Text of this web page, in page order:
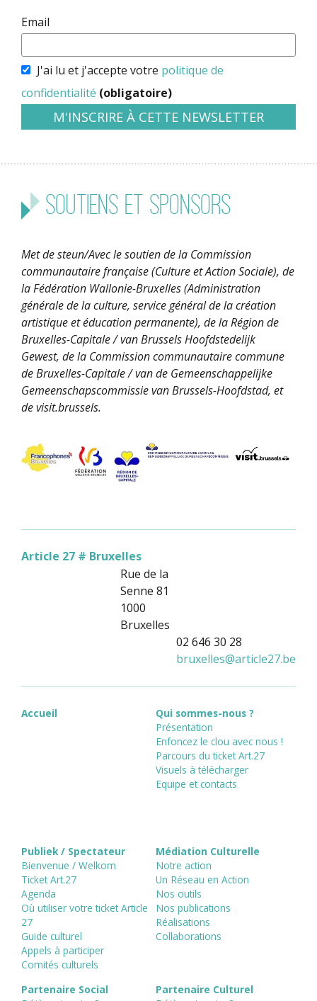
Email
J'ai lu et j'accepte votre politique de
confidentialité (obligatoire)
Soutiens et sponsors
Met de steun/Avec le soutien de la Commission
communautaire française (Culture et Action Sociale), de
la Fédération Wallonie-Bruxelles (Administration
générale de la culture, service général de la création
artistique et éducation permanente), de la Région de
Bruxelles-Capitale / van Brussels Hoofdstedelijk
Gewest, de la Commission communautaire commune
de Bruxelles-Capitale / van de Gemeenschappelijke
Gemeenschapscommissie van Brussels-Hoofdstad, et
de visit.brussels.
Article 27 # Bruxelles
Rue de la
Senne 81
1000
Bruxelles
02 646 30 28
bruxelles@article27.be
Accueil
Qui sommes-nous ?
Présentation
Enfoncez le clou avec nous !
Parcours du ticket Art.27
Visuels à télécharger
Equipe et contacts
Publiek / Spectateur
Bienvenue / Welkom
Ticket Art.27
Agenda
Où utiliser votre ticket Article
27
Guide culturel
Appels à participer
Comités culturels
Médiation Culturelle
Notre action
Un Réseau en Action
Nos outils
Nos publications
Réalisations
Collaborations
Partenaire Social
Partenaire Culturel